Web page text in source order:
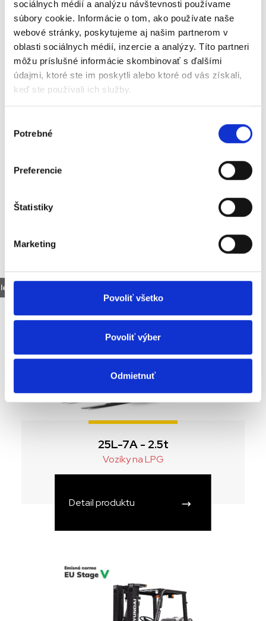
sociálnych médií a analýzu návštevnosti používame
súbory cookie. Informácie o tom, ako používate naše
webové stránky, poskytujeme aj našim partnerom v
oblasti sociálnych médií, inzercie a analýzy. Títo partneri
môžu príslušné informácie skombinovať s ďalšími
údajmi, ktoré ste im poskytli alebo ktoré od vás získali,
keď ste používali ich služby.
súhlasu
Potrebné
Preferencie
Štatistiky
Marketing
Povoliť všetko
Povoliť výber
Odmietnuť
možnosť objednať
25L-7A - 2.5t
Vozíky na LPG
Detail produktu